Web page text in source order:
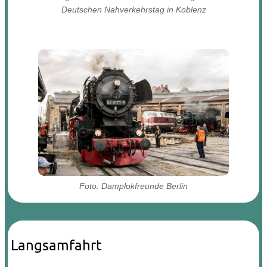
Deutschen Nahverkehrstag in Koblenz
Foto: Damplokfreunde Berlin
Langsamfahrt